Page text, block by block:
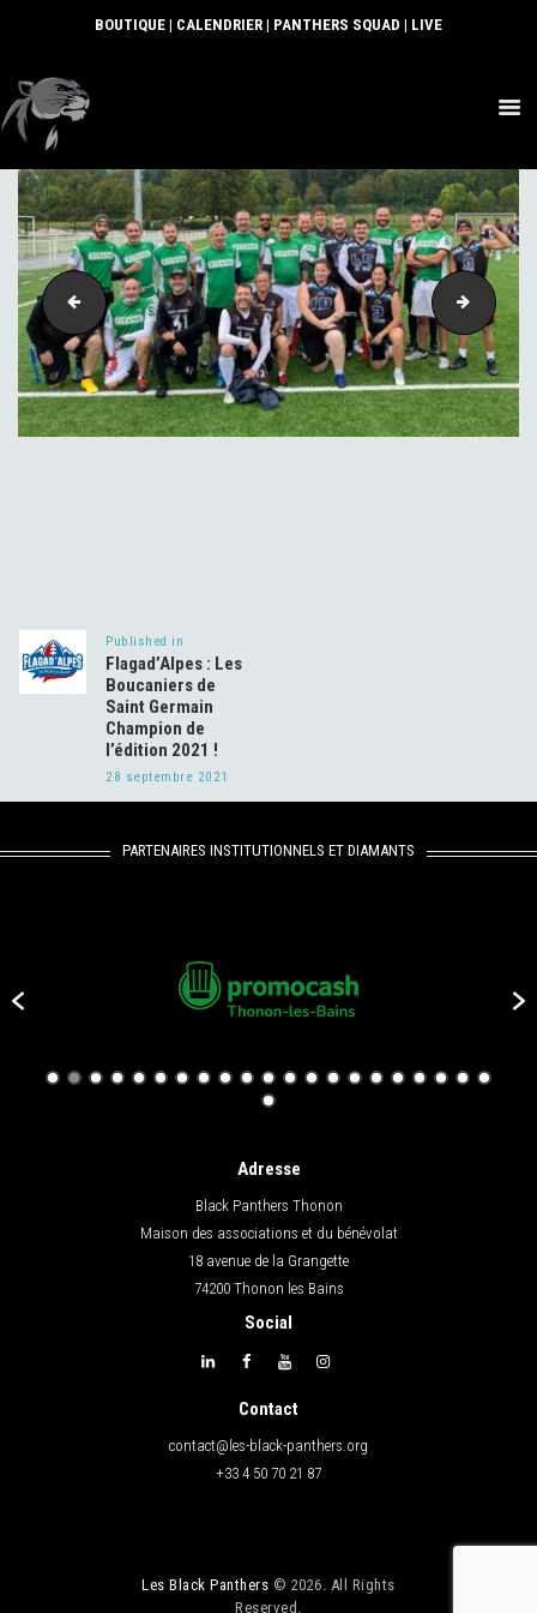
BOUTIQUE | CALENDRIER | PANTHERS SQUAD | LIVE
ACTUS
SECTIONS
CLUB
COMMUNAUTÉ
PARTENAIRES
CONTACT
IMG-20210927-WA0013 IMG-
l’article
Published in
post:
Flagad’Alpes : Les
Boucaniers de
Saint Germain
Champion de
l’édition 2021 !
28 septembre 2021
PARTENAIRES INSTITUTIONNELS ET DIAMANTS
Adresse
Black Panthers Thonon
Maison des associations et du bénévolat
18 avenue de la Grangette
74200 Thonon les Bains
Social
Contact
contact@les-black-panthers.org
+33 4 50 70 21 87
Les Black Panthers © 2026. All Rights
Reserved.